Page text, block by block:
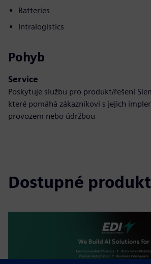
Batteries
Intralogistics
Pohyb
Service
Poskytuje službu pro produkt/řešení
které pomáhá zákazníkovi s jejich
provozem nebo údržbou
Dostupné